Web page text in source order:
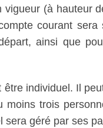
vigueur (à hauteur
courant
ainsi que
individuel. Il
trois
géré par ses